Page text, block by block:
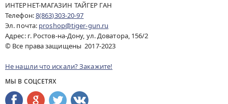
ИНТЕРНЕТ-МАГАЗИН ТАЙГЕР ГАН
Телефон:8(863)303-20-97
Эл. почта: proshop@tiger-gun.ru
Адрес: г. Ростов-на-Дону, ул. Доватора, 156/2
© Все права защищены 2017-2023
Не нашли что искали? Закажите!
МЫ В СОЦСЕТЯХ